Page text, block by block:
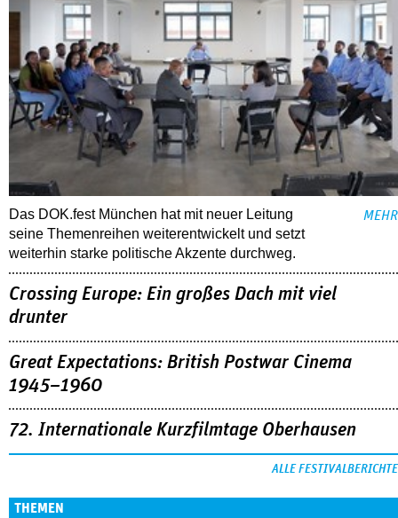
Das DOK.fest München hat mit neuer Leitung
seine Themenreihen weiterentwickelt und setzt
weiterhin starke politische Akzente durchweg.
MEHR
Crossing Europe: Ein großes Dach mit viel
drunter
Great Expectations: British Postwar Cinema
1945–1960
72. Internationale Kurzfilmtage Oberhausen
THEMEN
03.08.2026
Interview mit Sandra Wollner